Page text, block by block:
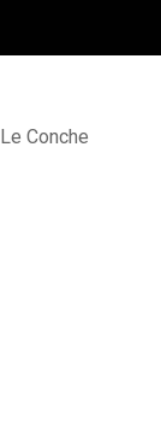
Conche